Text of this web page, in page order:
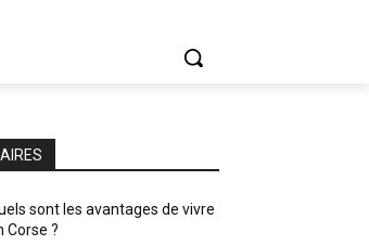
sont les avantages de vivre
Corse ?